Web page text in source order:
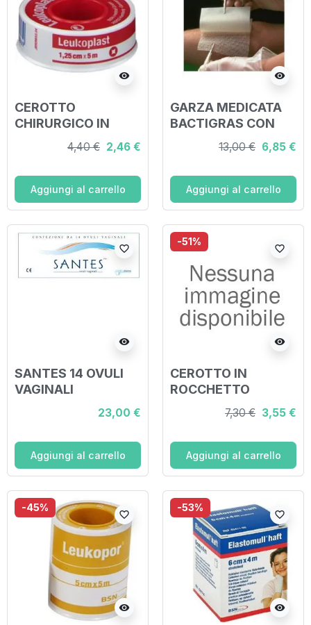
visibility
CEROTTO
CHIRURGICO IN
ROCCHETTO
LEUKOPLAST PELLE
4,40 € 2,46 €
Aggiungi al carrello
visibility
GARZA MEDICATA
BACTIGRAS CON
CLOREXIDINA
ACETATO 0,5%
13,00 € 6,85 €
Aggiungi al carrello
visibility
favorite_border
SANTES 14 OVULI
VAGINALI
23,00 €
Aggiungi al carrello
-51%
visibility
favorite_border
CEROTTO IN
ROCCHETTO
LEUKOPOR
IPOALLERGENICO
TESSUTO BIANCO
2,5X500 CM
7,30 € 3,55 €
Aggiungi al carrello
-45%
visibility
favorite_border
-53%
visibility
favorite_border